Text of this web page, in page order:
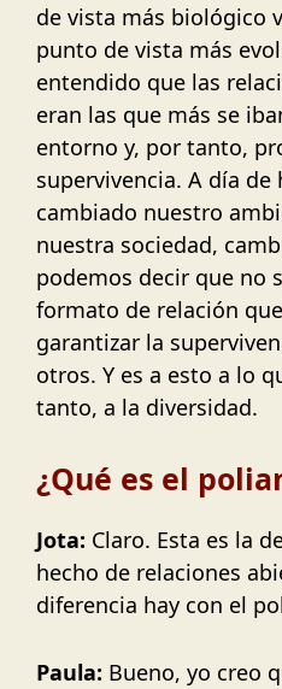
de vista más biológico
punto de vista más
entendido que las
eran las que más se
entorno y, por tanto,
supervivencia. A día de
cambiado nuestro
nuestra sociedad,
podemos decir que no
formato de relación
garantizar la
otros. Y es a esto a lo
tanto, a la diversidad.
¿Qué es el
Jota: Claro. Esta es la
hecho de relaciones
diferencia hay con el
Paula: Bueno, yo creo